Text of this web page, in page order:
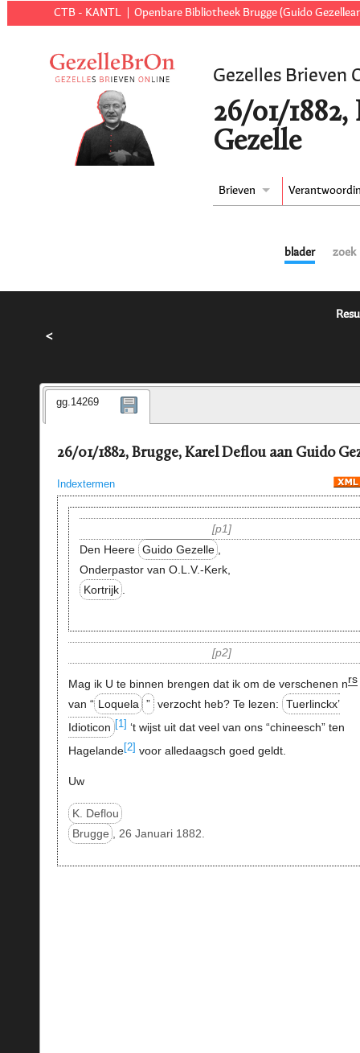
CTB - KANTL Openbare Bibliotheek Brugge (Guido
Gezelles Brieven
26/01/
Gezelle
Brieven
blader zoek
<
gg.14269
26/01/1882, Brugge, Karel Deflou aan Guido
Indextermen
p1
Den Heere Guido Gezelle
Onderpastor van O.L.V.-Kerk,
Kortrijk
p2
Mag ik U te binnen brengen dat ik om de verschenen nrs
van “ Loquela ” verzocht heb? Te lezen: Tuerlinckx’
Idioticon [1] ‘t wijst uit dat veel van ons “chineesch” ten
Hagelande [2] voor alledaagsch goed geldt.
Uw
K. Deflou
Brugge
, 26 Januari 1882.